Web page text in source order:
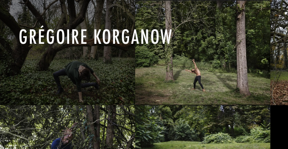
GRÉGOIRE KORGANOW